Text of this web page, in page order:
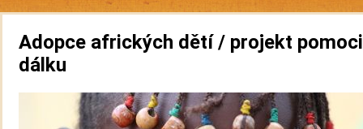
Adopce afrických dětí / projekt
dálku